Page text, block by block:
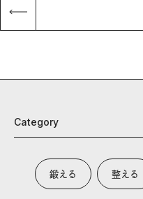
Category
鍛える 整える